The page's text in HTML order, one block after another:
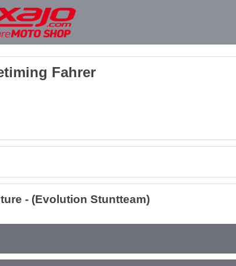
Fahrer
- (Evolution Stuntteam)